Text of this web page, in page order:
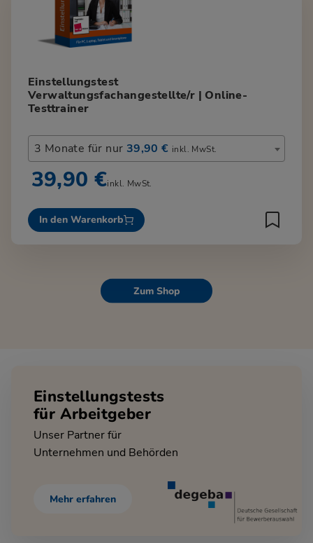
Einstellungstest
Verwaltungsfachangestellte/r | Online-
Testtrainer
3 Monate für nur 39,90 € inkl. MwSt.
39,90 €inkl. MwSt.
In den Warenkorb
Zum Shop
Einstellungstests
für Arbeitgeber
Unser Partner für
Unternehmen und Behörden
Mehr erfahren